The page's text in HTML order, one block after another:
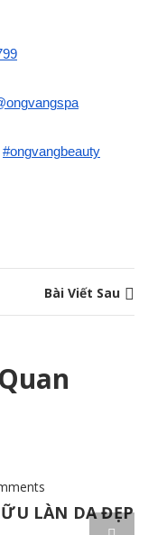
#ongvangbeauty
Bài Viết Sau
LÀN DA ĐẸP